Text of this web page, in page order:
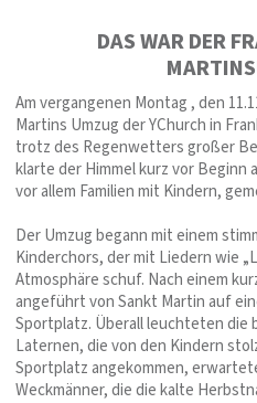
DAS WAR DER
Am vergangenen Montag , den
Martins Umzug der YChurch in
trotz des Regenwetters großer
klarte der Himmel kurz vor Beginn
vor allem Familien mit Kindern,
Der Umzug begann mit einem
Kinderchors, der mit Liedern wie
Atmosphäre schuf. Nach einem
angeführt von Sankt Martin auf
Sportplatz. Überall leuchteten
Laternen, die von den Kindern
Sportplatz angekommen,
Weckmänner, die die kalte